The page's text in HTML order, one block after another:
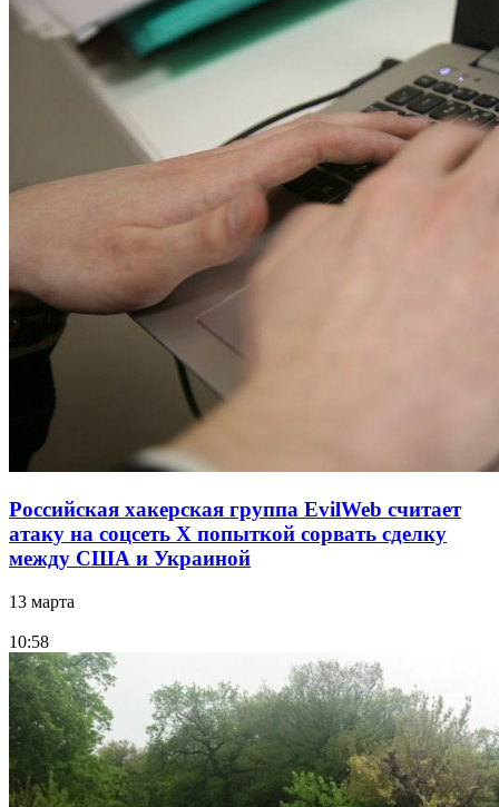
Российская хакерская группа EvilWeb считает
атаку на соцсеть Х попыткой сорвать сделку
между США и Украиной
13 марта
10:58